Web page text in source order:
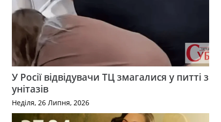
У Росії відвідувачи ТЦ змагалися у питті з
унітазів
Неділя, 26 Липня, 2026